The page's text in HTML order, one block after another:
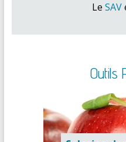
Le SAV
Outils